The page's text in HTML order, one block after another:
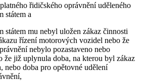
řidičského oprávnění uděleného
státem a
státem mu nebyl uložen zákaz činnosti
řízení motorových vozidel nebo že
nebylo pozastaveno nebo
že již uplynula doba, na kterou byl zákaz
nebo doba pro opětovné udělení